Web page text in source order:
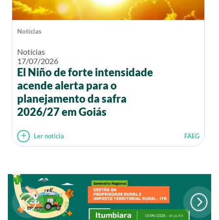
Notícias
Notícias
17/07/2026
El Niño de forte intensidade
acende alerta para o
planejamento da safra
2026/27 em Goiás
Ler notícia FAEG